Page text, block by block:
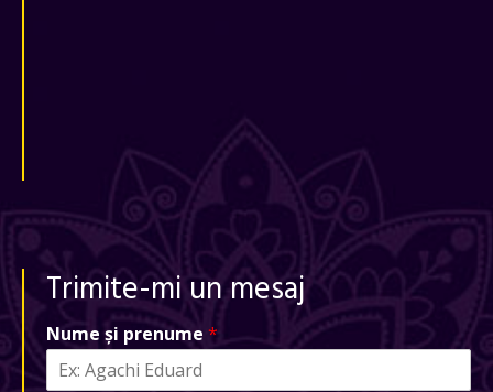
Trimite-mi un mesaj
Nume și prenume *